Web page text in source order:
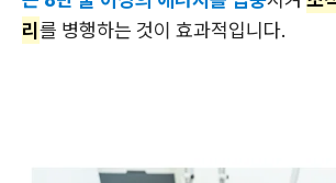
리를 병행하는 것이 효과적입니다.